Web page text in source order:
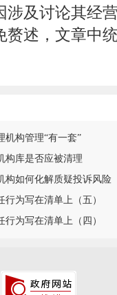
涉及讨论其经
赘述，文章中
机构管理“有一套”
构库是否应被清理
构如何化解质疑投诉风险
为写在清单上（五）
为写在清单上（四）